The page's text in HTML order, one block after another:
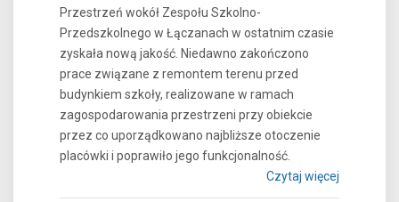
Przestrzeń wokół Zespołu Szkolno-
Przedszkolnego w Łączanach w ostatnim czasie
zyskała nową jakość. Niedawno zakończono
prace związane z remontem terenu przed
budynkiem szkoły, realizowane w ramach
zagospodarowania przestrzeni przy obiekcie
przez co uporządkowano najbliższe otoczenie
placówki i poprawiło jego funkcjonalność.
Czytaj więcej